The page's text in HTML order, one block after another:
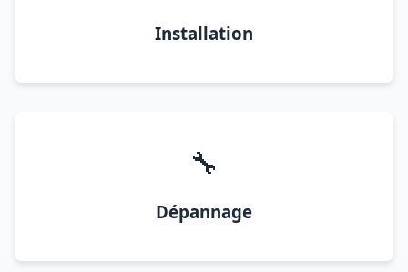
Installation
🔧
Dépannage